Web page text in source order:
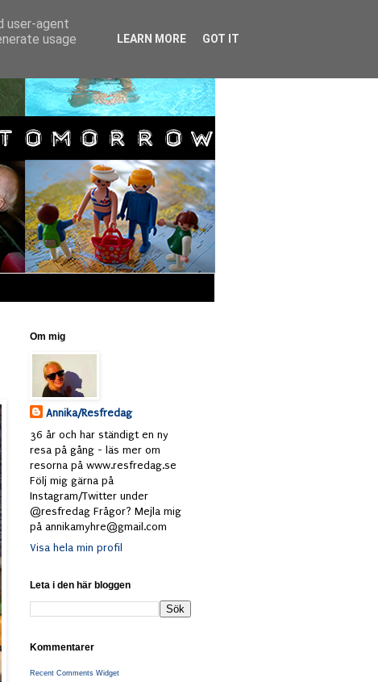
Om mig
Annika/Resfredag
36 år och har ständigt en ny
resa på gång - läs mer om
resorna på www.resfredag.se
Följ mig gärna på
Instagram/Twitter under
@resfredag Frågor? Mejla mig
på annikamyhre@gmail.com
Visa hela min profil
Leta i den här bloggen
Kommentarer
Recent Comments Widget
user-agent
usage
LEARN MORE GOT IT